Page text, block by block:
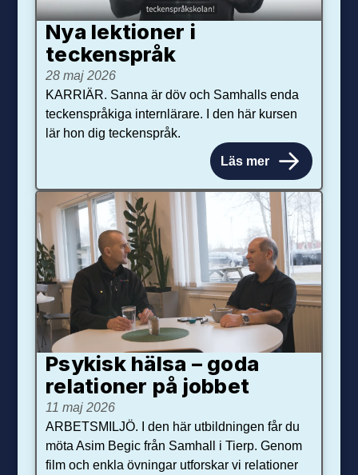
Nya lektioner i
teckenspråk
28 maj 2026
KARRIÄR. Sanna är döv och Samhalls enda
teckenspråkiga internlärare. I den här kursen
lär hon dig teckenspråk.
Läs mer
Psykisk hälsa – goda
relationer på jobbet
11 maj 2026
ARBETSMILJÖ. I den här utbildningen får du
möta Asim Begic från Samhall i Tierp. Genom
film och enkla övningar utforskar vi relationer